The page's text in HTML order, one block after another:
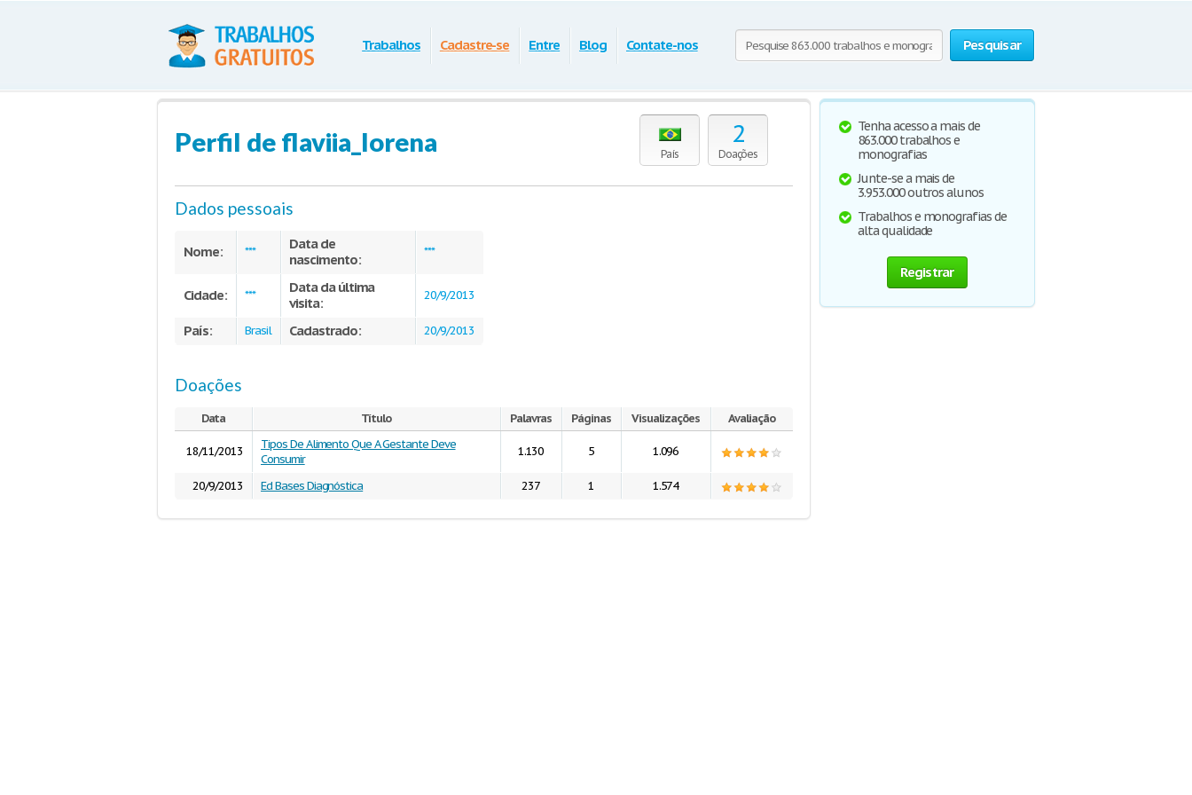
Pesquisar
Trabalhos Cadastre-se Entre Blog Contate-nos
País
2
Doações
Perfil de flaviia_lorena
Dados pessoais
Nome: ***
Data de
nascimento:
***
Cidade: ***
Data da última
visita:
20/9/2013
País: Brasil Cadastrado: 20/9/2013
Doações
Data Título Palavras Páginas Visualizações Avaliação
18/11/2013
Tipos De Alimento Que A Gestante Deve
Consumir
1.130 5 1.096
20/9/2013 Ed Bases Diagnóstica 237 1 1.574
Tenha acesso a mais de
863.000 trabalhos e
monografias
Junte-se a mais de
3.953.000 outros alunos
Trabalhos e monografias de
alta qualidade
Registrar